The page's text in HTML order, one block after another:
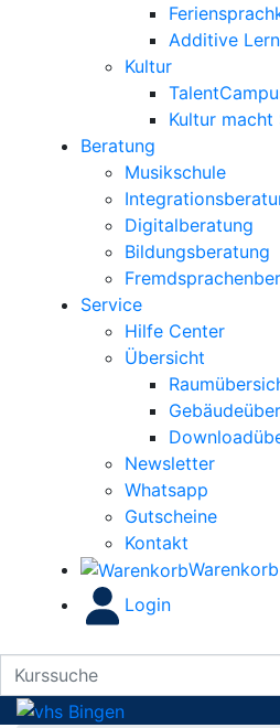
Additive
Kultur
Kultur macht
Beratung
Musikschule
Digitalberatung
Bildungsberatung
Service
Hilfe Center
Übersicht
Newsletter
Whatsapp
Gutscheine
Kontakt
Warenkorb
Login